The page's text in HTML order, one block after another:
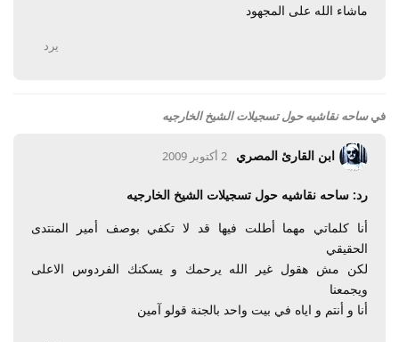
ماشاء الله على المجهود
يرد
فيساحه نقاشيه حول تسجيلات الشيخ الخارجيه
ابن القارئ المصري 2 أكتوبر 2009
رد: ساحه نقاشيه حول تسجيلات الشيخ الخارجيه
أنا كلماتي مهما أطلت فيها قد لا تكفي بوصف أمير المنتدى
الحقيقي
لكن مش هقول غير الله يرحمك و يسكنك الفردوس الاعلى
ويجمعنا
أنا و أنتم و اياه في بيت واحد بالجنة قولو آمين